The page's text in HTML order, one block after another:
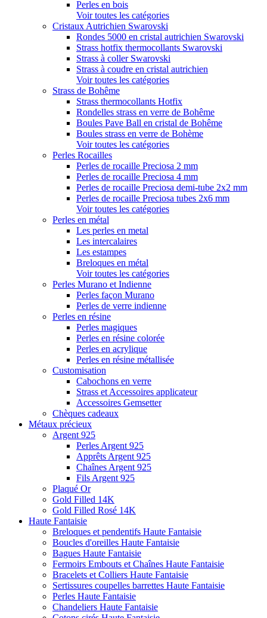
Perles en bois
Voir toutes les catégories
Cristaux Autrichien Swarovski
Rondes 5000 en cristal autrichien Swarovski
Strass hotfix thermocollants Swarovski
Strass à coller Swarovski
Strass à coudre en cristal autrichien
Voir toutes les catégories
Strass de Bohême
Strass thermocollants Hotfix
Rondelles strass en verre de Bohême
Boules Pave Ball en cristal de Bohême
Boules strass en verre de Bohème
Voir toutes les catégories
Perles Rocailles
Perles de rocaille Preciosa 2 mm
Perles de rocaille Preciosa 4 mm
Perles de rocaille Preciosa demi-tube 2x2 mm
Perles de rocaille Preciosa tubes 2x6 mm
Voir toutes les catégories
Perles en métal
Les perles en metal
Les intercalaires
Les estampes
Breloques en métal
Voir toutes les catégories
Perles Murano et Indienne
Perles façon Murano
Perles de verre indienne
Perles en résine
Perles magiques
Perles en résine colorée
Perles en acrylique
Perles en résine métallisée
Customisation
Cabochons en verre
Strass et Accessoires applicateur
Accessoires Gemsetter
Chèques cadeaux
Métaux précieux
Argent 925
Perles Argent 925
Apprêts Argent 925
Chaînes Argent 925
Fils Argent 925
Plaqué Or
Gold Filled 14K
Gold Filled Rosé 14K
Haute Fantaisie
Breloques et pendentifs Haute Fantaisie
Boucles d'oreilles Haute Fantaisie
Bagues Haute Fantaisie
Fermoirs Embouts et Chaînes Haute Fantaisie
Bracelets et Colliers Haute Fantaisie
Sertissures coupelles barrettes Haute Fantaisie
Perles Haute Fantaisie
Chandeliers Haute Fantaisie